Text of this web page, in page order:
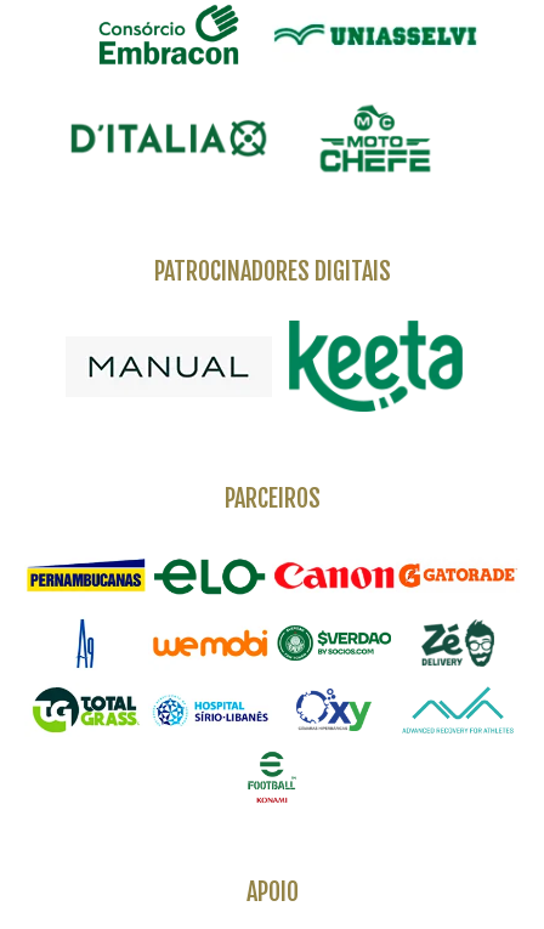
PATROCINADORES DIGITAIS
PARCEIROS
APOIO